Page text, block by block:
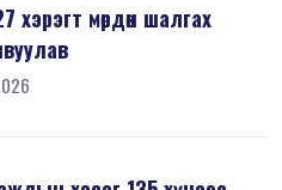
хэрэгт мөрдөн шалгах